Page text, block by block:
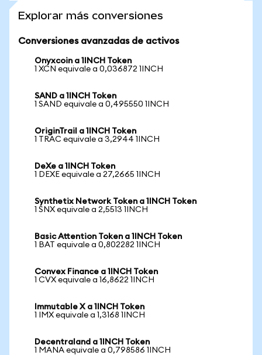
Explorar más conversiones
Conversiones avanzadas de activos
Onyxcoin a 1INCH Token
1 XCN equivale a 0,036872 1INCH
SAND a 1INCH Token
1 SAND equivale a 0,495550 1INCH
OriginTrail a 1INCH Token
1 TRAC equivale a 3,2944 1INCH
DeXe a 1INCH Token
1 DEXE equivale a 27,2665 1INCH
Synthetix Network Token a 1INCH Token
1 SNX equivale a 2,5513 1INCH
Basic Attention Token a 1INCH Token
1 BAT equivale a 0,802282 1INCH
Convex Finance a 1INCH Token
1 CVX equivale a 16,8622 1INCH
Immutable X a 1INCH Token
1 IMX equivale a 1,3168 1INCH
Decentraland a 1INCH Token
1 MANA equivale a 0,798586 1INCH